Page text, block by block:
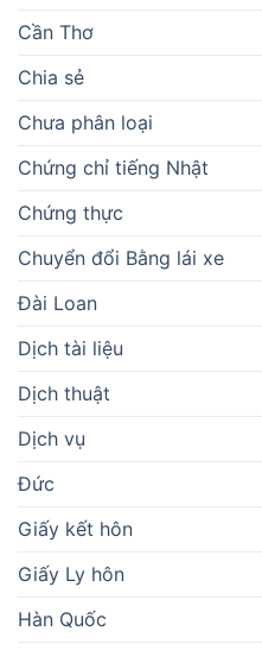
Cần Thơ
Chia sẻ
Chưa phân loại
Chứng chỉ tiếng Nhật
Chứng thực
Chuyển đổi Bằng lái xe
Đài Loan
Dịch tài liệu
Dịch thuật
Dịch vụ
Đức
Giấy kết hôn
Giấy Ly hôn
Hàn Quốc